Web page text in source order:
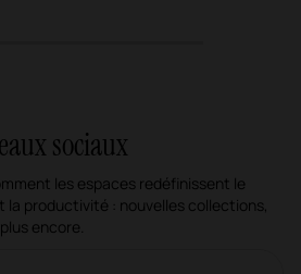
sociaux
les espaces redéfinissent le
productivité : nouvelles collections,
encore.